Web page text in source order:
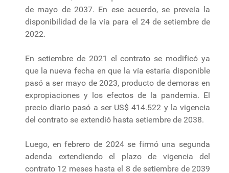
de mayo de 2037. En ese acuerdo, se preveía la
disponibilidad de la vía para el 24 de setiembre de
2022.
En setiembre de 2021 el contrato se modificó ya
que la nueva fecha en que la vía estaría disponible
pasó a ser mayo de 2023, producto de demoras en
expropiaciones y los efectos de la pandemia. El
precio diario pasó a ser US$ 414.522 y la vigencia
del contrato se extendió hasta setiembre de 2038.
Luego, en febrero de 2024 se firmó una segunda
adenda extendiendo el plazo de vigencia del
contrato 12 meses hasta el 8 de setiembre de 2039